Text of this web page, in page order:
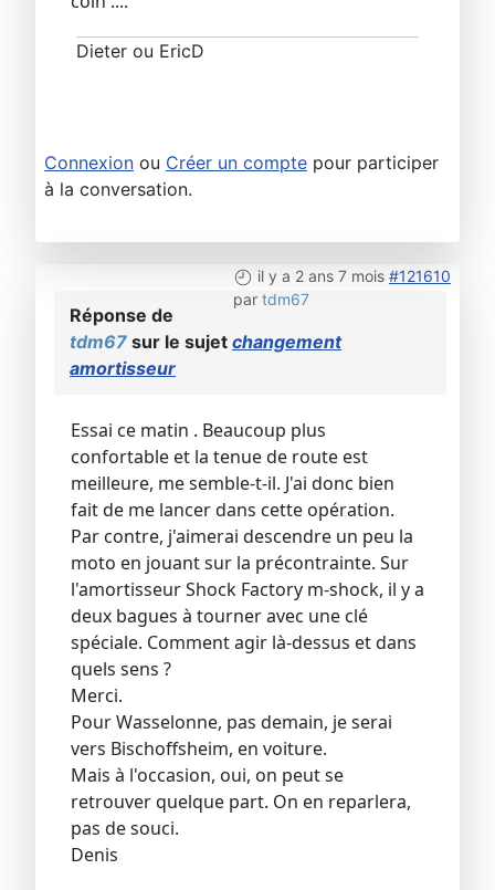
Dieter ou EricD
Connexion ou Créer un compte pour participer
à la conversation.
il y a 2 ans 7 mois #121610
par tdm67
Réponse de
tdm67 sur le sujet changement
amortisseur
Essai ce matin . Beaucoup plus
confortable et la tenue de route est
meilleure, me semble-t-il. J'ai donc bien
fait de me lancer dans cette opération.
Par contre, j'aimerai descendre un peu la
moto en jouant sur la précontrainte. Sur
l'amortisseur Shock Factory m-shock, il y a
deux bagues à tourner avec une clé
spéciale. Comment agir là-dessus et dans
quels sens ?
Merci.
Pour Wasselonne, pas demain, je serai
vers Bischoffsheim, en voiture.
Mais à l'occasion, oui, on peut se
retrouver quelque part. On en reparlera,
pas de souci.
Denis